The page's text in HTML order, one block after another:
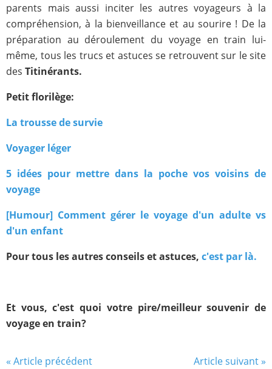
parents mais aussi inciter les autres voyageurs à la
compréhension, à la bienveillance et au sourire ! De la
préparation au déroulement du voyage en train lui-
même, tous les trucs et astuces se retrouvent sur le site
des Titinérants.
Petit florilège:
La trousse de survie
Voyager léger
5 idées pour mettre dans la poche vos voisins de
voyage
[Humour] Comment gérer le voyage d'un adulte vs
d'un enfant
Pour tous les autres conseils et astuces, c'est par là.
Et vous, c'est quoi votre pire/meilleur souvenir de
voyage en train?
« Article précédent
Article suivant »